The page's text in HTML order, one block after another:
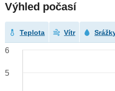
Výhled počasí
Teplota Vítr
6
5